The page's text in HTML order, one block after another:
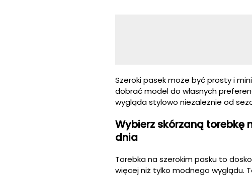
Szeroki pasek może być prosty i
dobrać model do własnych
wygląda stylowo niezależnie od
Wybierz skórzaną torebkę
dnia
Torebka na szerokim pasku to
więcej niż tylko modnego wyglądu.